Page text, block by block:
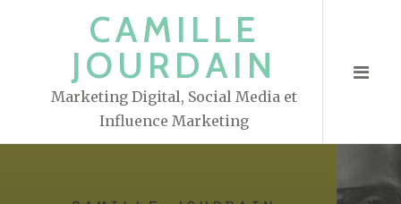
CAMILLE
JOURDAIN
Marketing Digital, Social Media et
Influence Marketing